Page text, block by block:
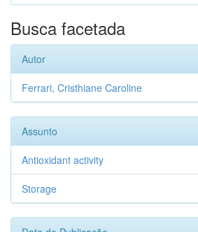
Busca facetada
Autor
Ferrari, Cristhiane Caroline
Assunto
Antioxidant activity
Storage